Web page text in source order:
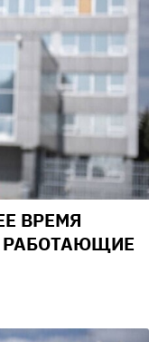
ВРЕМЯ
РАБОТАЮЩИЕ